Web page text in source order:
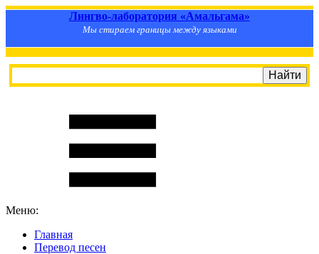
Лингво-лаборатория «Амальгама»
Мы стираем границы между языками
Меню:
Главная
Перевод песен